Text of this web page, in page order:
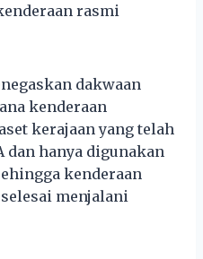
rasmi
dakwaan
kenderaan
kerajaan yang telah
dan hanya digunakan
kenderaan
menjalani